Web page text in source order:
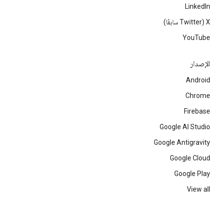
LinkedIn
‫X ‏(Twitter سابقًا)
YouTube
الإصدار
Android
Chrome
Firebase
Google AI Studio
Google Antigravity
Google Cloud
Google Play
View all